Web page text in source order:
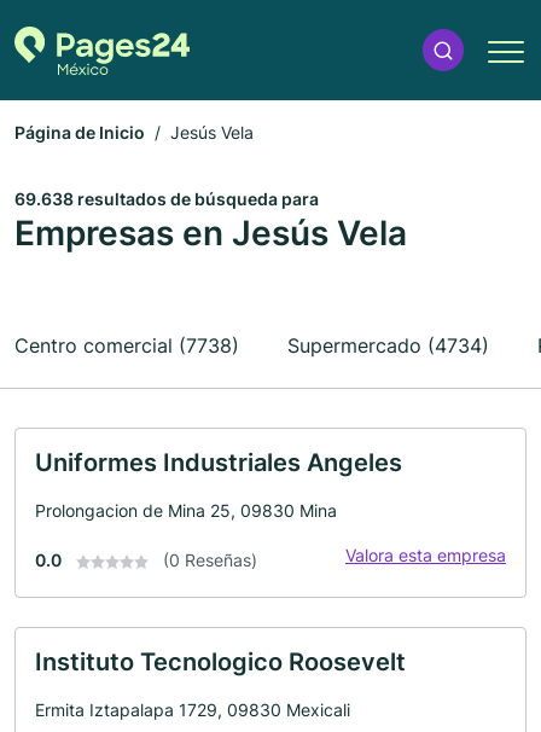
Página de Inicio Jesús Vela
69.638 resultados de búsqueda para
Empresas en Jesús Vela
Centro comercial (7738) Supermercado (4734)
Uniformes Industriales Angeles
Prolongacion de Mina 25, 09830 Mina
0.0 (0 Reseñas) Valora esta empresa
Instituto Tecnologico Roosevelt
Ermita Iztapalapa 1729, 09830 Mexicali